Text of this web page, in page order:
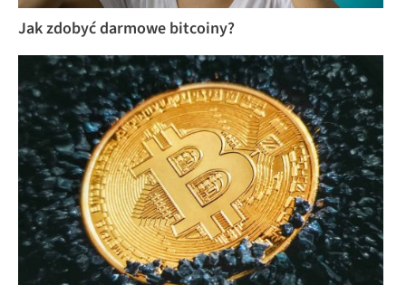
Jak zdobyć darmowe bitcoiny?